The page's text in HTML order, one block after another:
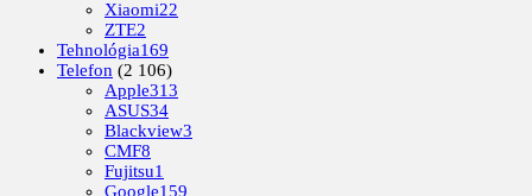
Xiaomi22
ZTE2
Tehnológia169
Telefon (2 106)
Apple313
ASUS34
Blackview3
CMF8
Fujitsu1
Google159